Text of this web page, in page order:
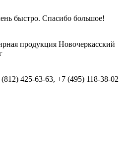
быстро. Спасибо большое!
продукция Новочеркасский
425-63-63, +7 (495) 118-38-02